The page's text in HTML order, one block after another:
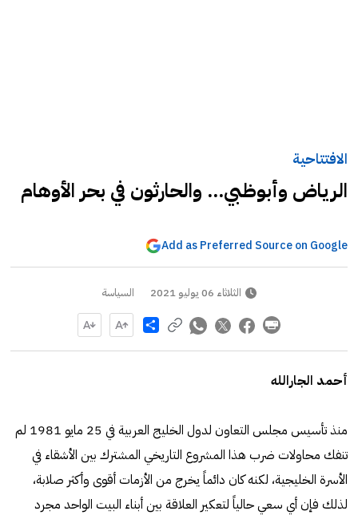
الافتتاحية
الرياض وأبوظبي... والحارثون في بحر الأوهام
Add as Preferred Source on Google
الثلاثاء 06 يوليو 2021 السياسة
Share
أحمد الجارالله
منذ تأسيس مجلس التعاون لدول الخليج العربية في 25 مايو 1981 لم
تنفك محاولات ضرب هذا المشروع التاريخي المشترك بين الأشقاء في
الأسرة الخليجية، لكنه كان دائماً يخرج من الأزمات أقوى وأكثر صلابة،
لذلك فإن أي سعي حالياً لتعكير العلاقة بين أبناء البيت الواحد مجرد